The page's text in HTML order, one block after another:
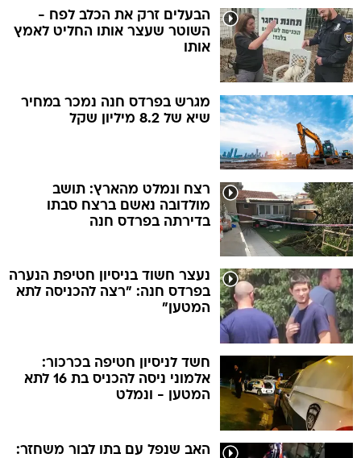
הבעלים זרק את הכלב לפח -
השוטר שעצר אותו החליט לאמץ
אותו
מגרש בפרדס חנה נמכר במחיר
שיא של 8.2 מיליון שקל
רצח ונמלט מהארץ: תושב
מולדובה נאשם ברצח סבתו
בדירתה בפרדס חנה
נעצר חשוד בניסיון חטיפת הנערה
בפרדס חנה: "רצה להכניסה לתא
המטען"
חשד לניסיון חטיפה בכרכור:
אלמוני ניסה להכניס בת 16 לתא
המטען - ונמלט
האב שנפל עם בתו לבור משחזר: